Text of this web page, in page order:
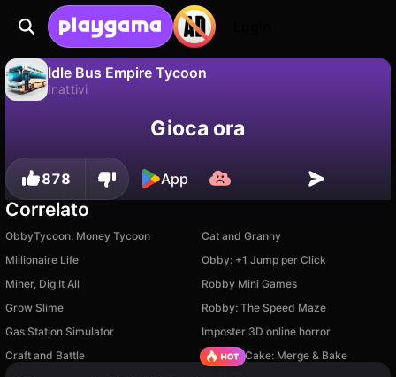
Idle Bus Empire Tycoon
Inattivi
Salva i progressi!Gioca ora
878 App
Correlato
ObbyTycoon: Money Tycoon
Cat and Granny
Millionaire Life
Obby: +1 Jump per Click
Miner, Dig It All
Robby Mini Games
Grow Slime
Robby: The Speed Maze
Gas Station Simulator
Imposter 3D online horror
Craft and Battle
Piece of Cake: Merge & Bake